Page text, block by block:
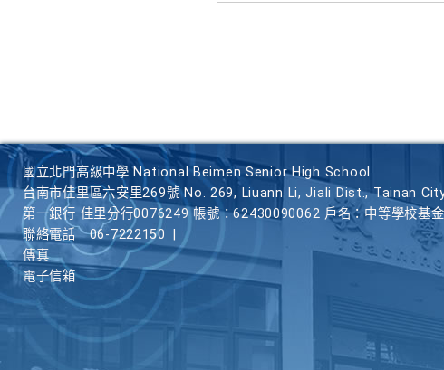
國立北門高級中學 National Beimen Senior High School
台南市佳里區六安里269號 No. 269, Liuann Li, Jiali Dist., Tainan
第一銀行 佳里分行0076249 帳號：62430090062 戶名：中等學校基
聯絡電話
06-7222150
傳真
電子信箱